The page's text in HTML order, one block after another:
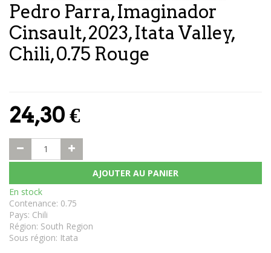
Pedro Parra, Imaginador
Cinsault, 2023, Itata Valley,
Chili, 0.75 Rouge
24,30€
AJOUTER AU PANIER
En stock
Contenance: 0.75
Pays: Chili
Région: South Region
Sous région: Itata